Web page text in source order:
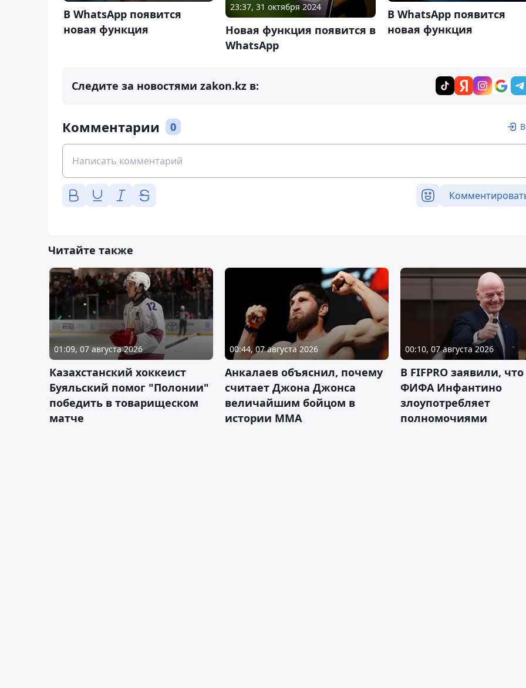
В WhatsApp появится
новая функция
23:37, 31 октября 2024
Новая функция появится в
WhatsApp
В WhatsApp появится
новая функция
Следите за новостями zakon.kz в:
Комментарии 0
Читайте также
01:09, 07 августа 2026
Казахстанский хоккеист
Буяльский помог "Полонии"
победить в товарищеском
матче
00:44, 07 августа 2026
Анкалаев объяснил, почему
считает Джона Джонса
величайшим бойцом в
истории ММА
00:10, 07 августа 2026
В FIFPRO заявили,
ФИФА Инфантино
злоупотребляет
полномочиями